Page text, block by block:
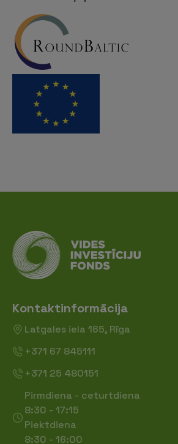
Kontaktinformācija
Latgales iela 165, Rīga
+371 67 845111
+371 25 480151
Pirmdiena - ceturtdiena
8:30 - 17:15
Piektdiena
8:30 - 16:00